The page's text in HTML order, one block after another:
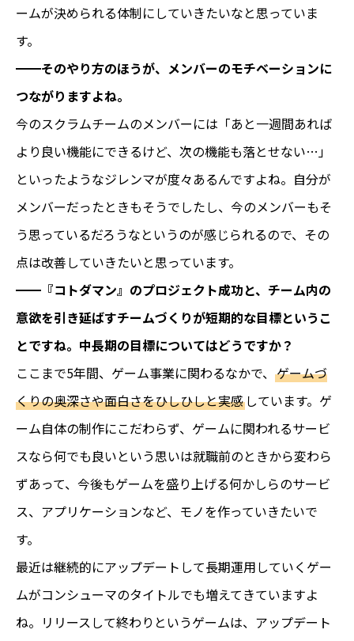
ームが決められる体制にしていきたいなと思っていま
す。
━━そのやり方のほうが、メンバーのモチベーションに
つながりますよね。
今のスクラムチームのメンバーには「あと一週間あれば
より良い機能にできるけど、次の機能も落とせない…」
といったようなジレンマが度々あるんですよね。自分が
メンバーだったときもそうでしたし、今のメンバーもそ
う思っているだろうなというのが感じられるので、その
点は改善していきたいと思っています。
━━『コトダマン』のプロジェクト成功と、チーム内の
意欲を引き延ばすチームづくりが短期的な目標というこ
とですね。中長期の目標についてはどうですか？
ここまで5年間、ゲーム事業に関わるなかで、 ゲームづ
くりの奥深さや面白さをひしひしと実感 しています。ゲ
ーム自体の制作にこだわらず、ゲームに関われるサービ
スなら何でも良いという思いは就職前のときから変わら
ずあって、今後もゲームを盛り上げる何かしらのサービ
ス、アプリケーションなど、モノを作っていきたいで
す。
最近は継続的にアップデートして長期運用していくゲー
ムがコンシューマのタイトルでも増えてきていますよ
ね。リリースして終わりというゲームは、アップデート